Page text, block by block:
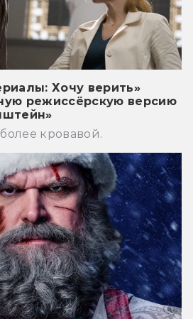
Хочу верить»
режиссёрскую версию
кровавой.